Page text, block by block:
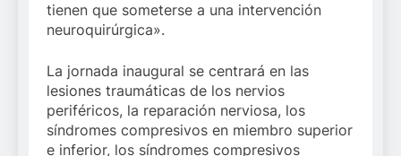
tienen que someterse a una intervención
neuroquirúrgica».
La jornada inaugural se centrará en las
lesiones traumáticas de los nervios
periféricos, la reparación nerviosa, los
síndromes compresivos en miembro superior
e inferior, los síndromes compresivos